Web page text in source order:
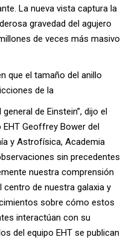
La nueva vista captura la
gravedad del agujero
de veces más masivo
que el tamaño del anillo
de la
de Einstein”, dijo el
Geoffrey Bower del
y Astrofísica, Academia
sin precedentes
nuestra comprensión
centro de nuestra galaxia y
sobre cómo estos
interactúan con su
del equipo EHT se publican